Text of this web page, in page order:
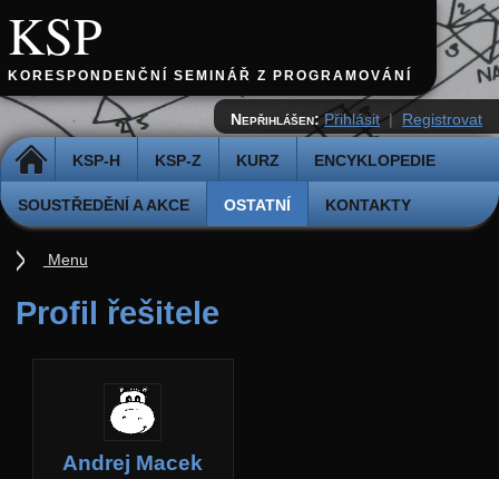
KSP
KORESPONDENČNÍ SEMINÁŘ Z PROGRAMOVÁNÍ
DOMŮ KSP-H KSP-Z KURZ ENCYKLOPEDIE
SOUSTŘEDĚNÍ A AKCE OSTATNÍ KONTAKTY
Nepřihlášen: Přihlásit | Registrovat
Profil řešitele
Andrej Macek
Menu